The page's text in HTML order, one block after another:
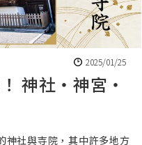
2025/01/25
神社・神宮・
神社與寺院，其中許多地方